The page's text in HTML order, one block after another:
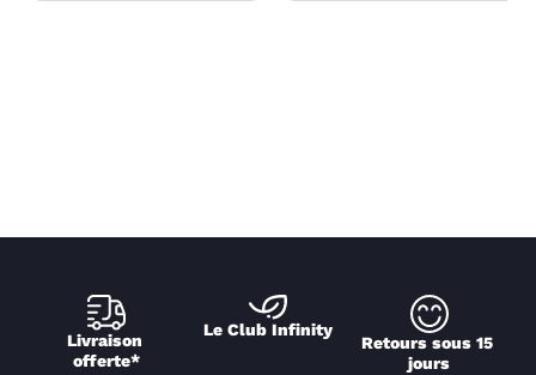
Livraison
offerte*
Le Club Infinity
Retours sous 15
jours